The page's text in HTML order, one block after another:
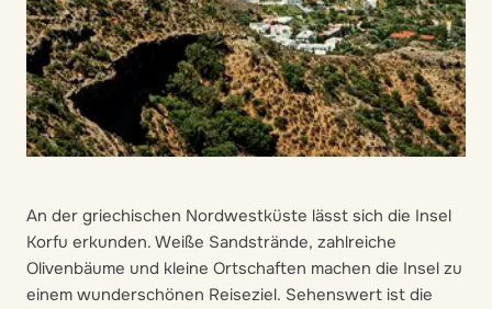
An der griechischen Nordwestküste lässt sich die Insel
Korfu erkunden. Weiße Sandstrände, zahlreiche
Olivenbäume und kleine Ortschaften machen die Insel zu
einem wunderschönen Reiseziel. Sehenswert ist die